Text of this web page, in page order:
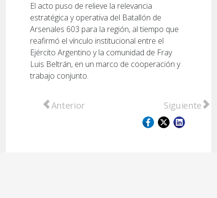
El acto puso de relieve la relevancia
estratégica y operativa del Batallón de
Arsenales 603 para la región, al tiempo que
reafirmó el vínculo institucional entre el
Ejército Argentino y la comunidad de Fray
Luis Beltrán, en un marco de cooperación y
trabajo conjunto.
Artículo anterior: Traferri presentó
Anterior Artículo
Siguiente